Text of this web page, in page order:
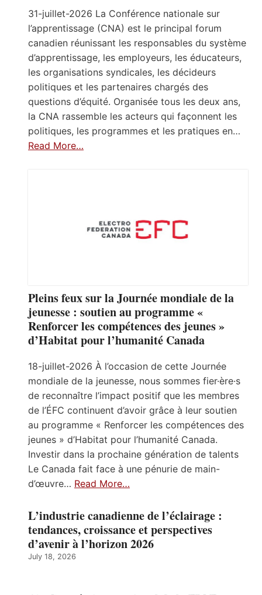
31-juillet-2026 La Conférence nationale sur
l’apprentissage (CNA) est le principal forum
canadien réunissant les responsables du système
d’apprentissage, les employeurs, les éducateurs,
les organisations syndicales, les décideurs
politiques et les partenaires chargés des
questions d’équité. Organisée tous les deux ans,
la CNA rassemble les acteurs qui façonnent les
politiques, les programmes et les pratiques en…
Read More…
Pleins feux sur la Journée mondiale de la
jeunesse : soutien au programme «
Renforcer les compétences des jeunes »
d’Habitat pour l’humanité Canada
18-juillet-2026 À l’occasion de cette Journée
mondiale de la jeunesse, nous sommes fier·ère·s
de reconnaître l’impact positif que les membres
de l’ÉFC continuent d’avoir grâce à leur soutien
au programme « Renforcer les compétences des
jeunes » d’Habitat pour l’humanité Canada.
Investir dans la prochaine génération de talents
Le Canada fait face à une pénurie de main-
d’œuvre… Read More…
L’industrie canadienne de l’éclairage :
tendances, croissance et perspectives
d’avenir à l’horizon 2026
July 18, 2026